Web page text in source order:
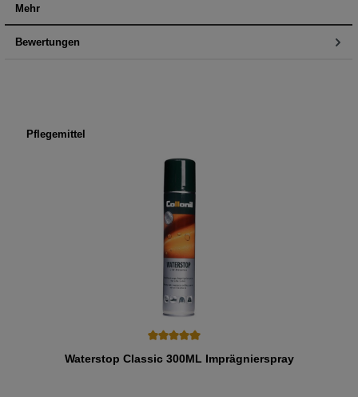
Mehr
Bewertungen
Produktgalerie überspringen
Pflegemittel
Waterstop Classic 300ML Imprägnierspray